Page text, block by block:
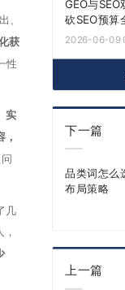
、
获
性
实
几
GEO与SEO
砍SEO预算
2026-06-09
下一篇
品类词怎么
布局策略
上一篇